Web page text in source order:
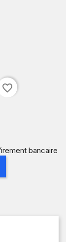
favorite_border